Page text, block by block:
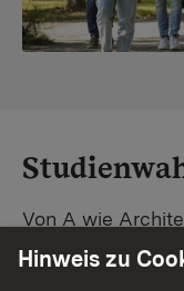
Von A wie
Baden-
Hinweis zu